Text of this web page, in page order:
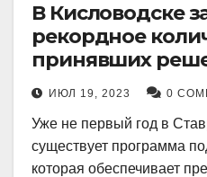
В Кисловодске
рекордное
принявших
воспользоваться
целью
медицинский
ИЮЛ 19, 2023 0
Уже не первый год в
существует программа
которая обеспечивает